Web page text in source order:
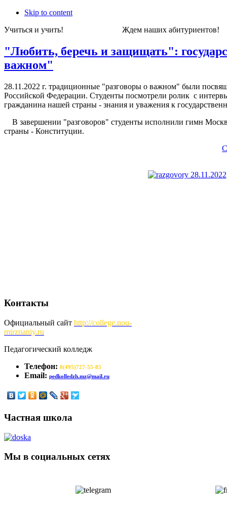
Skip to content
Учиться и учить! Ждем наших
"Любить, беречь и защищать":
важном"
28.11.2022 г. традиционные "разговоры о важном" были
Российской Федерации. Студенты посмотрели ролик с
гражданина нашей страны - знания и уважения к
В завершении "разговоров" студенты исполнили гимн
страны - Конституции.
Контакты
Официальный сайт http://college.nou-
mirznaniy.ru
Педагогический колледж
Телефон: 8(495)727-55-85
Email: pedkolledzh.mz@mail.ru
Частная школа
Мы в социальных сетях